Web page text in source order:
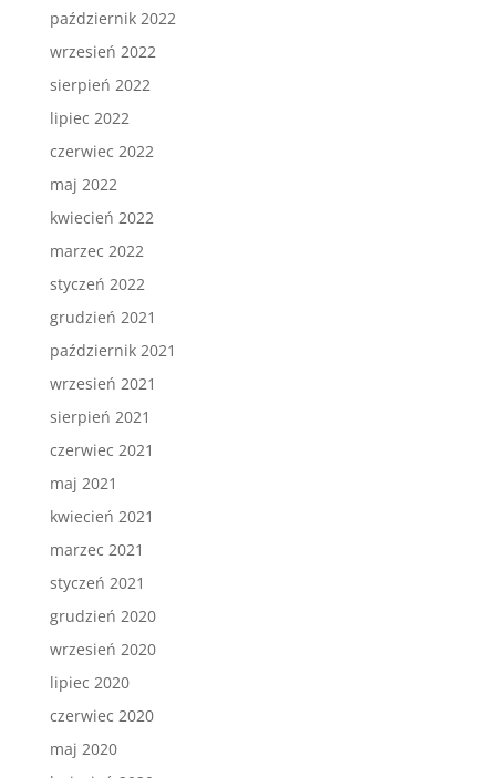
październik 2022
wrzesień 2022
sierpień 2022
lipiec 2022
czerwiec 2022
maj 2022
kwiecień 2022
marzec 2022
styczeń 2022
grudzień 2021
październik 2021
wrzesień 2021
sierpień 2021
czerwiec 2021
maj 2021
kwiecień 2021
marzec 2021
styczeń 2021
grudzień 2020
wrzesień 2020
lipiec 2020
czerwiec 2020
maj 2020